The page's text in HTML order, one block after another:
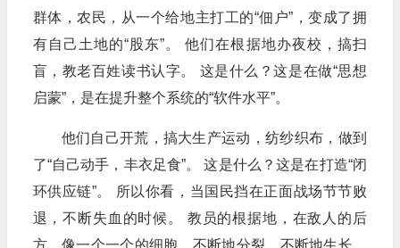
群体，农民，从一个给地主打工的“佃户”，变成了拥
有自己土地的“股东”。 他们在根据地办夜校，搞扫
盲，教老百姓读书认字。 这是什么？这是在做“思想
启蒙”，是在提升整个系统的“软件水平”。
他们自己开荒，搞大生产运动，纺纱织布，做到
了“自己动手，丰衣足食”。 这是什么？这是在打造“闭
环供应链”。 所以你看，当国民挡在正面战场节节败
退，不断失血的时候。 教员的根据地，在敌人的后